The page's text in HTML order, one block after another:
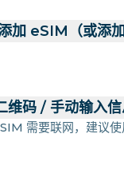
加 eSIM（或添
维码 / 手动输入
需要联网，建议